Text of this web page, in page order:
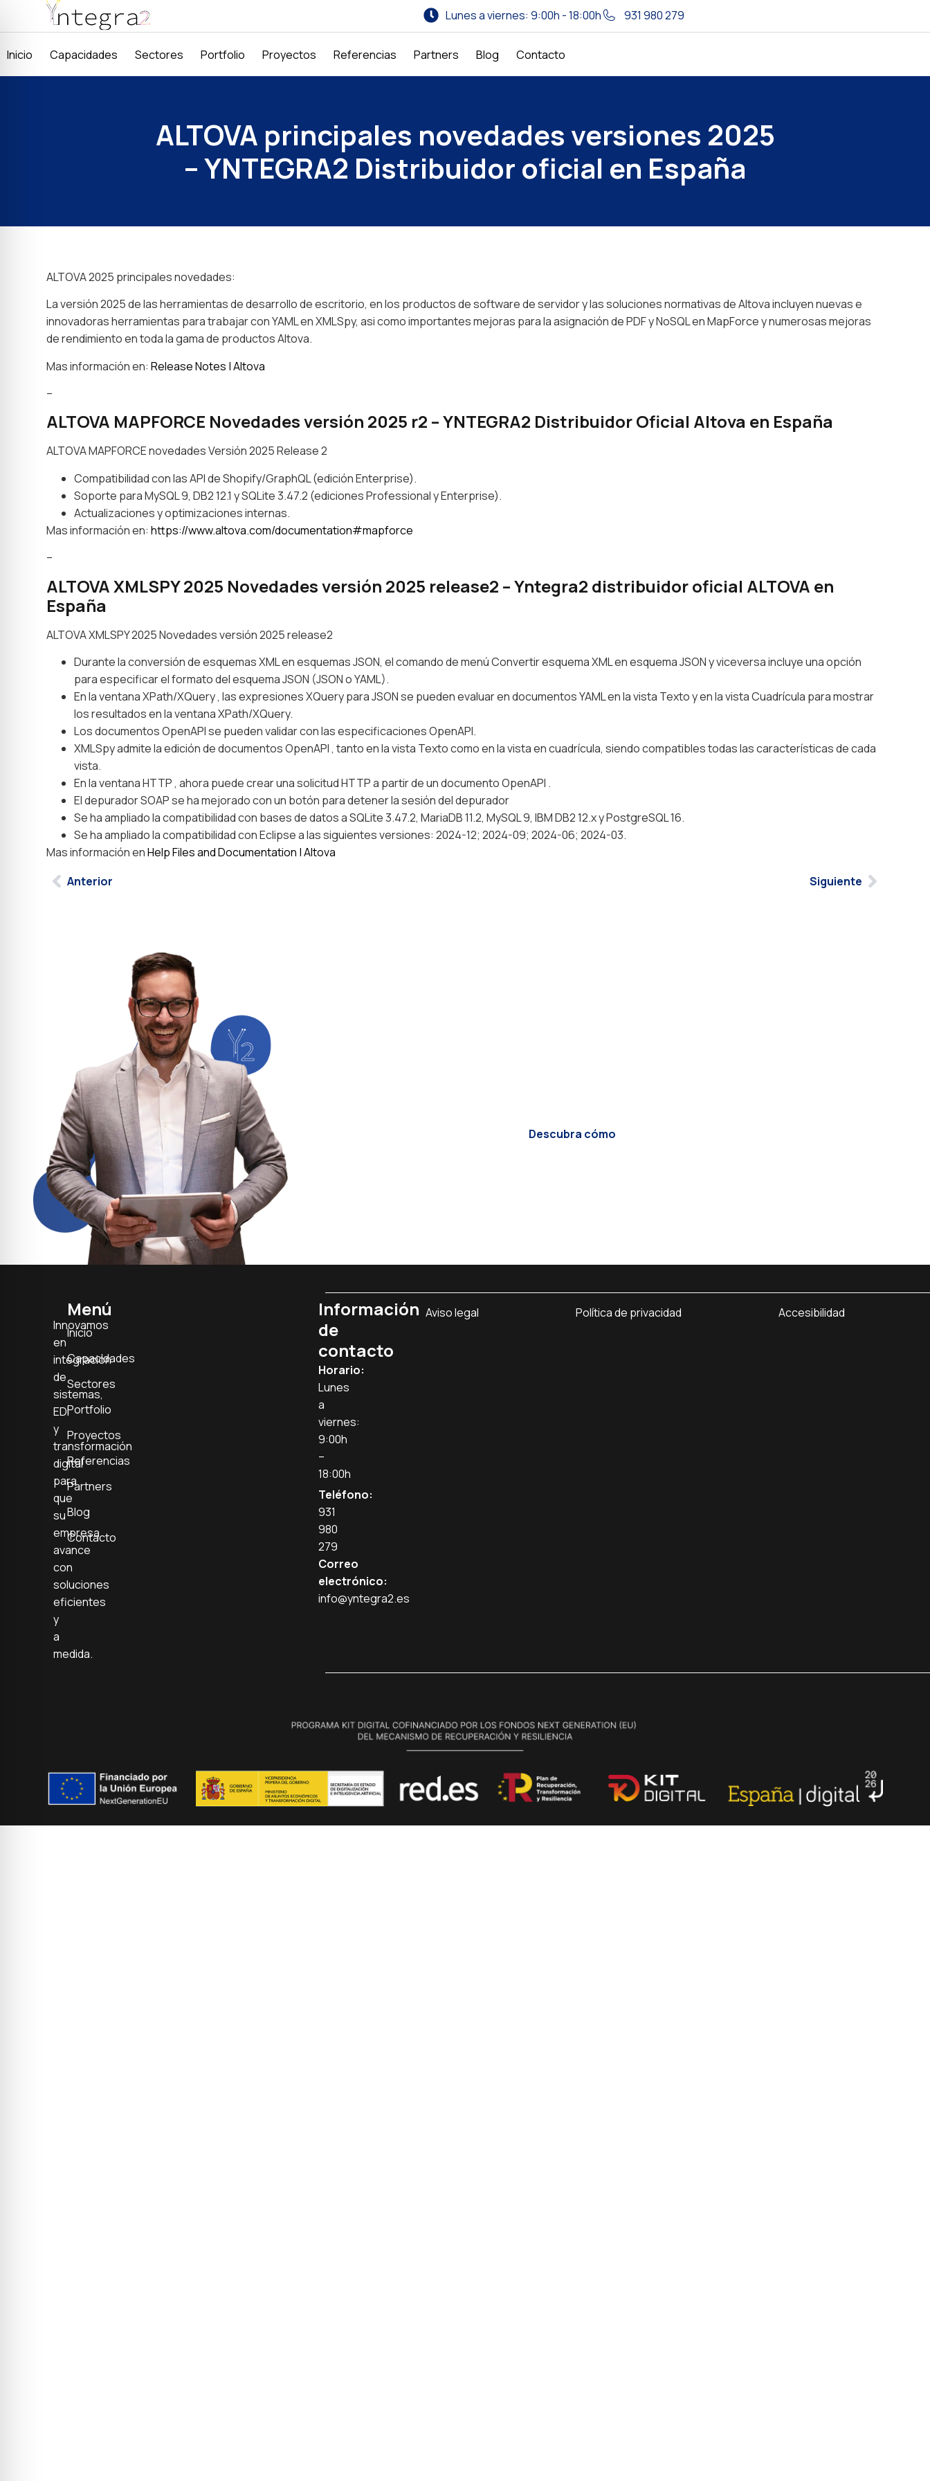
Lunes a viernes: 9:00h - 18:00h 931 980 279
Inicio Capacidades Sectores Portfolio Proyectos Referencias Partners Blog Contacto
ALTOVA principales novedades versiones 2025
– YNTEGRA2 Distribuidor oficial en España
ALTOVA 2025 principales novedades:
La versión 2025 de las herramientas de desarrollo de escritorio, en los productos de software de servidor y las soluciones normativas de Altova incluyen nuevas e
innovadoras herramientas para trabajar con YAML en XMLSpy, asi como importantes mejoras para la asignación de PDF y NoSQL en MapForce y numerosas mejoras
de rendimiento en toda la gama de productos Altova.
Mas información en:Release Notes | Altova
–
ALTOVA MAPFORCE Novedades versión 2025 r2 – YNTEGRA2 Distribuidor Oficial Altova en España
ALTOVA MAPFORCE novedades Versión 2025 Release 2
Compatibilidad con las API de Shopify/GraphQL (edición Enterprise).
Soporte para MySQL 9, DB2 12.1 y SQLite 3.47.2 (ediciones Professional y Enterprise).
Actualizaciones y optimizaciones internas.
Mas información en:https://www.altova.com/documentation#mapforce
–
ALTOVA XMLSPY 2025 Novedades versión 2025 release2 – Yntegra2 distribuidor oficial ALTOVA en
España
ALTOVA XMLSPY 2025 Novedades versión 2025 release2
Durante la conversión de esquemas XML en esquemas JSON, el comando de menú Convertir esquema XML en esquema JSON y viceversa incluye una opción
para especificar el formato del esquema JSON (JSON o YAML).
En la ventana XPath/XQuery , las expresiones XQuery para JSON se pueden evaluar en documentos YAML en la vista Texto y en la vista Cuadrícula para mostrar
los resultados en la ventana XPath/XQuery.
Los documentos OpenAPI se pueden validar con las especificaciones OpenAPI.
XMLSpy admite la edición de documentos OpenAPI , tanto en la vista Texto como en la vista en cuadrícula, siendo compatibles todas las características de cada
vista.
En la ventana HTTP , ahora puede crear una solicitud HTTP a partir de un documento OpenAPI .
El depurador SOAP se ha mejorado con un botón para detener la sesión del depurador
Se ha ampliado la compatibilidad con bases de datos a SQLite 3.47.2, MariaDB 11.2, MySQL 9, IBM DB2 12.x y PostgreSQL 16.
Se ha ampliado la compatibilidad con Eclipse a las siguientes versiones: 2024-12; 2024-09; 2024-06; 2024-03.
Mas información enHelp Files and Documentation | Altova
Anterior
Siguiente
Descubra cómo
Innovamos
en
integración
de
sistemas,
EDI
y
transformación
digital
para
que
su
empresa
avance
con
soluciones
eficientes
y
a
medida.
Menú
Inicio
Capacidades
Sectores
Portfolio
Proyectos
Referencias
Partners
Blog
Contacto
Información
de
contacto
Horario:
Lunes
a
viernes:
9:00h
–
18:00h
Teléfono:
931
980
279
Correo
electrónico:
info@yntegra2.es
Aviso legal Política de privacidad Accesibilidad